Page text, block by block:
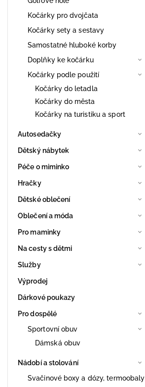
Kočárky pro dvojčata
Kočárky sety a sestavy
Samostatné hluboké korby
Doplňky ke kočárku
Kočárky podle použití
Kočárky do letadla
Kočárky do města
Kočárky na turistiku a sport
Autosedačky
Dětský nábytek
Péče o miminko
Hračky
Dětské oblečení
Oblečení a móda
Pro maminky
Na cesty s dětmi
Služby
Výprodej
Dárkové poukazy
Pro dospělé
Sportovní obuv
Dámská obuv
Nádobí a stolování
Svačinové boxy a dózy, termoobaly